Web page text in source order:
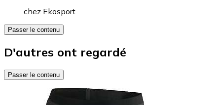
chez Ekosport
Passer le contenu
D'autres ont regardé
Passer le contenu